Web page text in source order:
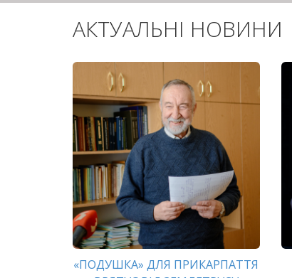
АКТУАЛЬНІ НОВИНИ
«ПОДУШКА» ДЛЯ ПРИКАРПАТТЯ